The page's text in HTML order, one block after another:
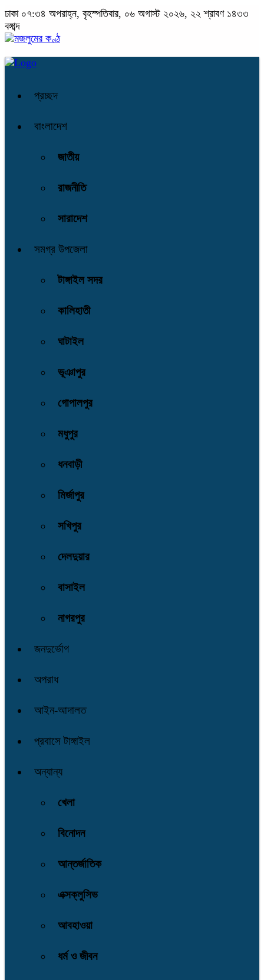
ঢাকা ০৭:৩৪ অপরাহ্ন, বৃহস্পতিবার, ০৬ অগাস্ট ২০২৬, ২২ শ্রাবণ ১৪৩৩
বঙ্গাব্দ
প্রচ্ছদ
বাংলাদেশ
জাতীয়
রাজনীতি
সারাদেশ
সমগ্র উপজেলা
টাঙ্গাইল সদর
কালিহাতী
ঘাটাইল
ভূঞাপুর
গোপালপুর
মধুপুর
ধনবাড়ী
মির্জাপুর
সখিপুর
দেলদুয়ার
বাসাইল
নাগরপুর
জনদুর্ভোগ
অপরাধ
আইন-আদালত
প্রবাসে টাঙ্গাইল
অন্যান্য
খেলা
বিনোদন
আন্তর্জাতিক
এক্সক্লুসিভ
আবহাওয়া
ধর্ম ও জীবন